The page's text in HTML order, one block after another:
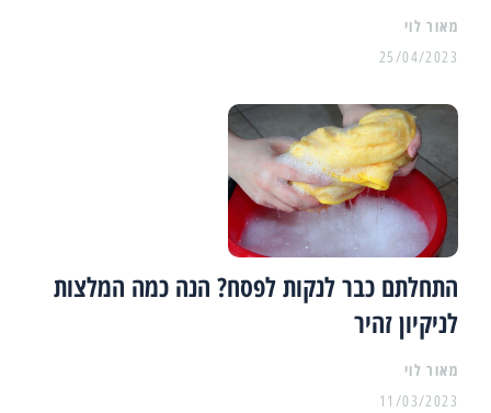
מאור לוי
25/04/2023
התחלתם כבר לנקות לפסח? הנה כמה המלצות
לניקיון זהיר
מאור לוי
11/03/2023